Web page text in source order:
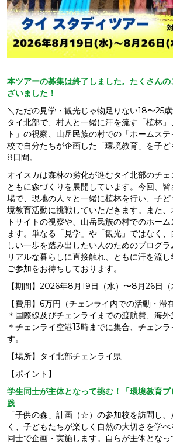
本ツアーの募集は終了しました。たくさん
ざいました！
＼ただの見学・観光じゃ物足りない18〜25
タイ北部で、村人と一緒に汗を流す「植林
ト」の視察、山岳民族の村での「ホームス
校で自分たちが企画した「環境教育」を子
8日間。
オイスカは森林の劣化が進むタイ北部のチ
ともに森づくりを展開しています。今回、
場で、現地の人々と一緒に植林を行い、子
境教育活動に挑戦していただきます。また
トサイトの視察や、山岳民族の村でのホー
ます。単なる「見学」や「観光」ではなく
しい一歩を踏み出したい人のためのプログ
リアルな暮らしに直接触れ、ともに汗を流
ご参加をお待ちしております。
【期間】2026年8月19日（水）〜8月26日（
【費用】6万円（チェンライ内での活動・滞在
＊国際線及びチェンライまでの渡航費、海外
＊チェンライ空港13時までに集合、チェン
す。
【場所】タイ北部チェンライ県
【ポイント】
学生同士が主体となって挑む！「環境教育
践
「子供の森」計画（☆）の参加校を訪問し
く、子どもたちが楽しく自然の大切さを学
同士で企画・実施します。自らが主体とな